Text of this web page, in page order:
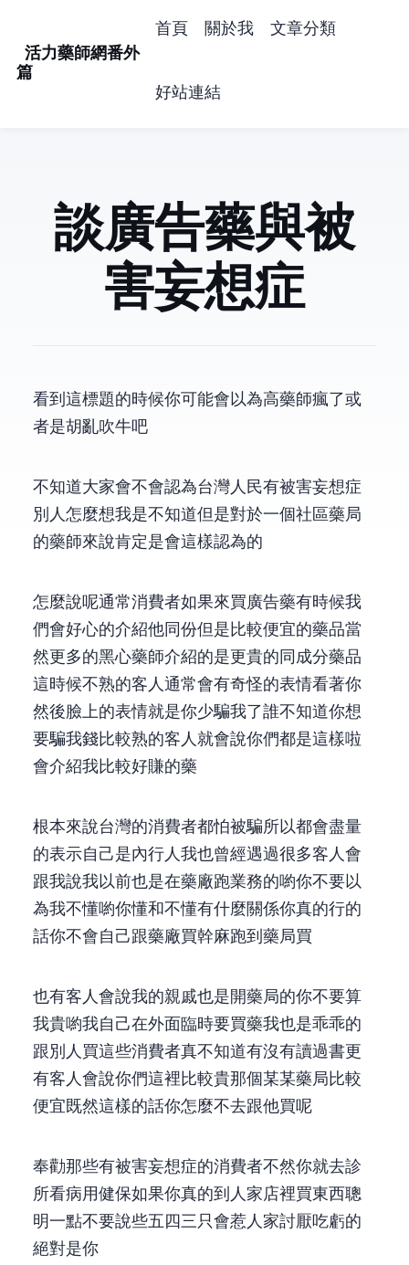
活力藥師網番外
篇
首頁 關於我 文章分類
好站連結
談廣告藥與被
害妄想症
看到這標題的時候,你可能會以為高藥師瘋了,或
者是胡亂吹牛吧
不知道大家會不會認為台灣人民有被害妄想症.
別人怎麼想我是不知道,但是對於一個社區藥局
的藥師來說,肯定是會這樣認為的
怎麼說呢??通常消費者如果來買廣告藥,有時候我
們會好心的介紹他同份但是比較便宜的藥品(當
然更多的黑心藥師介紹的是更貴的同成分藥品),
這時候不熟的客人通常會有奇怪的表情看著你,
然後臉上的表情就是”你少騙我了,誰不知道你想
要騙我錢!!!!“,比較熟的客人就會說,“你們都是這樣啦,
會介紹我比較好賺的藥”
根本來說,台灣的消費者都怕被騙,所以都會盡量
的表示自己是內行人,我也曾經遇過很多客人會
跟我說,我以前也是在藥廠跑業務的喲,你不要以
為我不懂喲(你懂和不懂有什麼關係,你真的行的
話,你不會自己跟藥廠買,幹麻跑到藥局買)
也有客人會說,我的親戚也是開藥局的,你不要算
我貴喲!!!(我自己在外面臨時要買藥,我也是乖乖的
跟別人買,這些消費者真不知道有沒有讀過書!!),更
有客人會說你們這裡比較貴,那個某某藥局比較
便宜(既然這樣的話,你怎麼不去跟他買呢???)
奉勸那些有被害妄想症的消費者,不然你就去診
所看病用健保,如果你真的到人家店裡買東西,聰
明一點,不要說些五四三,只會惹人家討厭,吃虧的
絕對是你!!!